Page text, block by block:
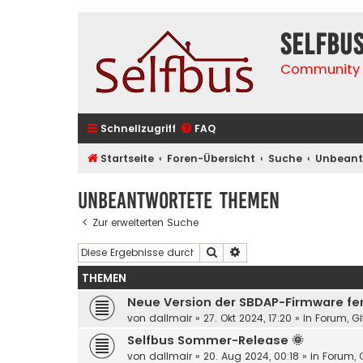
Community
Schnellzugriff FAQ
Startseite Foren-Übersicht Suche
Unbeantwortete Themen
Zur erweiterten Suche
Suche
THEMEN
Neue Version der SBDAP-Firmware
von dallmair » 27. Okt 2024, 17:20 » in Forum,
Selfbus Sommer-Release 🌞
von dallmair » 20. Aug 2024, 00:18 » in Forum,